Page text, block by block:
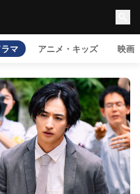
ラマ アニメ・キッズ 映画